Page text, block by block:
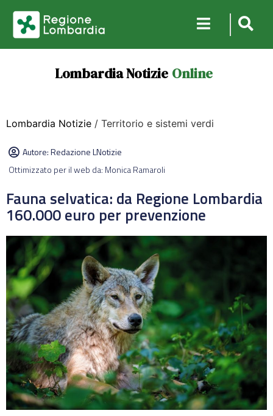
Lombardia Notizie Online
Lombardia Notizie / Territorio e sistemi verdi
Autore:Redazione LNotizie
Ottimizzato per il web da: Monica Ramaroli
Fauna selvatica: da Regione Lombardia
160.000 euro per prevenzione